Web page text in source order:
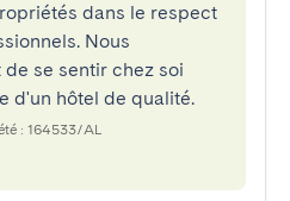
dans le respect
Nous
se sentir chez soi
d'un hôtel de qualité.
: 164533/AL